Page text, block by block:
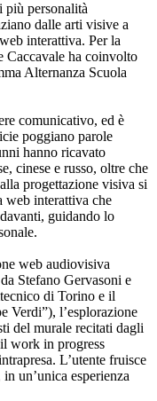
più personalità
dalle arti visive a
interattiva. Per la
Caccavale ha coinvolto
Alternanza Scuola
comunicativo, ed è
poggiano parole
hanno ricavato
cinese e russo, oltre che
progettazione visiva si
web interattiva che
guidando lo
web audiovisiva
Stefano Gervasoni e
di Torino e il
Verdi”), l’esplorazione
del murale recitati dagli
work in progress
L’utente fruisce
un’unica esperienza